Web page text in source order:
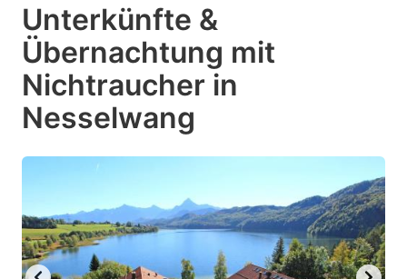
Unterkünfte &
Übernachtung mit
Nichtraucher in
Nesselwang